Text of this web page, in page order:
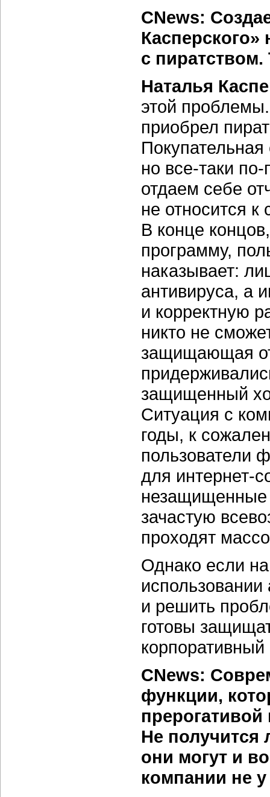
CNews:
с
Наталья
этой
приобрел
Покупательная
но все-таки по-
отдаем себе
не относится
В конце
программу,
наказывает:
антивируса, а
и корректную
никто не
защищающая
защищенный
Ситуация с
годы, к
пользователи
для интернет-
незащищенные
зачастую
проходят
Однако если
и решить
готовы
CNews:
функции,
Не получится
они могут и
компании не